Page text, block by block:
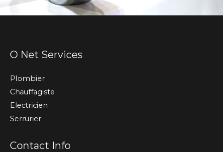
O Net Services
Plombier
Chauffagiste
Electricien
Serrurier
Contact Info